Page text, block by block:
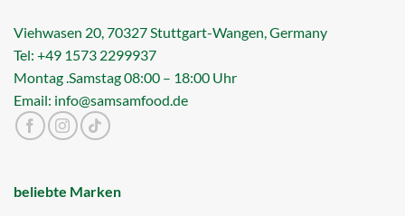
Viehwasen 20, 70327 Stuttgart-Wangen, Germany
Tel: +49 1573 2299937
Montag .Samstag 08:00 – 18:00 Uhr
Email: info@samsamfood.de
beliebte Marken